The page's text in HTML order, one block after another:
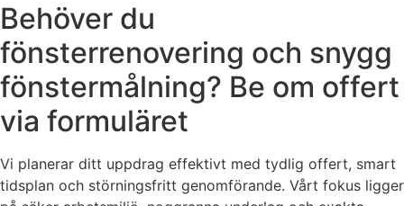
Behöver du
fönsterrenovering och snygg
fönstermålning? Be om offert
via formuläret
Vi planerar ditt uppdrag effektivt med tydlig offert, smart
tidsplan och störningsfritt genomförande. Vårt fokus ligger